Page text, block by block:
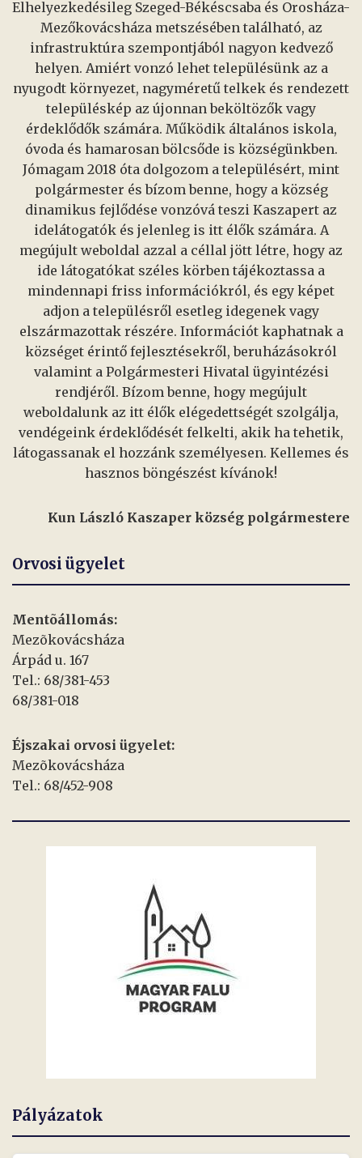
Elhelyezkedésileg Szeged-Békéscsaba és Orosháza-
Mezőkovácsháza metszésében található, az
infrastruktúra szempontjából nagyon kedvező
helyen. Amiért vonzó lehet településünk az a
nyugodt környezet, nagyméretű telkek és rendezett
településkép az újonnan beköltözők vagy
érdeklődők számára. Működik általános iskola,
óvoda és hamarosan bölcsőde is községünkben.
Jómagam 2018 óta dolgozom a településért, mint
polgármester és bízom benne, hogy a község
dinamikus fejlődése vonzóvá teszi Kaszapert az
idelátogatók és jelenleg is itt élők számára. A
megújult weboldal azzal a céllal jött létre, hogy az
ide látogatókat széles körben tájékoztassa a
mindennapi friss információkról, és egy képet
adjon a településről esetleg idegenek vagy
elszármazottak részére. Információt kaphatnak a
községet érintő fejlesztésekről, beruházásokról
valamint a Polgármesteri Hivatal ügyintézési
rendjéről. Bízom benne, hogy megújult
weboldalunk az itt élők elégedettségét szolgálja,
vendégeink érdeklődését felkelti, akik ha tehetik,
látogassanak el hozzánk személyesen. Kellemes és
hasznos böngészést kívánok!
Kun László Kaszaper község polgármestere
Orvosi ügyelet
Mentõállomás:
Mezõkovácsháza
Árpád u. 167
Tel.: 68/381-453
68/381-018
Éjszakai orvosi ügyelet:
Mezõkovácsháza
Tel.: 68/452-908
Pályázatok